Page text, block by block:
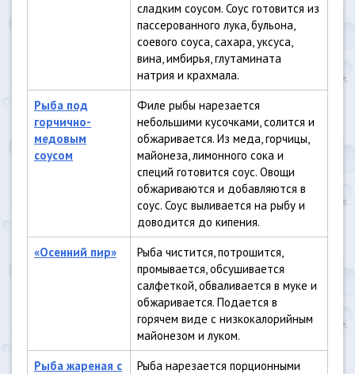
сладким соусом. Соус готовится из
пассерованного лука, бульона,
соевого соуса, сахара, уксуса,
вина, имбирья, глутамината
натрия и крахмала.
Рыба под
горчично-
медовым
соусом
Филе рыбы нарезается
небольшими кусочками, солится и
обжаривается. Из меда, горчицы,
майонеза, лимонного сока и
специй готовится соус. Овощи
обжариваются и добавляются в
соус. Соус выливается на рыбу и
доводится до кипения.
«Осенний пир»
Рыба чистится, потрошится,
промывается, обсушивается
салфеткой, обваливается в муке и
обжаривается. Подается в
горячем виде с низкокалорийным
майонезом и луком.
Рыба жареная с
Рыба нарезается порционными